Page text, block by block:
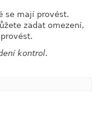
se mají provést.
zadat omezení,
kontrol.